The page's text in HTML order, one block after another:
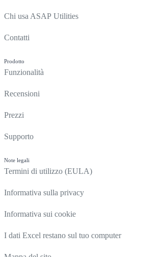
Chi usa ASAP Utilities
Contatti
Prodotto
Funzionalità
Recensioni
Prezzi
Supporto
Note legali
Termini di utilizzo (EULA)
Informativa sulla privacy
Informativa sui cookie
I dati Excel restano sul tuo computer